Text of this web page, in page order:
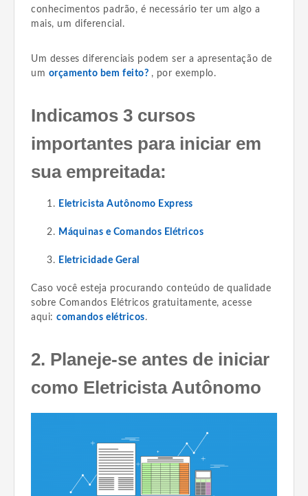
conhecimentos padrão, é necessário ter um algo a
mais, um diferencial.
Um desses diferenciais podem ser a apresentação de
um orçamento bem feito? , por exemplo.
Indicamos 3 cursos
importantes para iniciar em
sua empreitada:
Eletricista Autônomo Express
Máquinas e Comandos Elétricos
Eletricidade Geral
Caso você esteja procurando conteúdo de qualidade
sobre Comandos Elétricos gratuitamente, acesse
aqui:comandos elétricos.
2. Planeje-se antes de iniciar
como Eletricista Autônomo